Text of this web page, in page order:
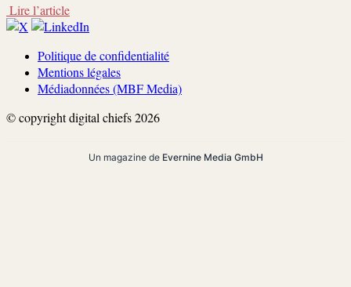
Lire l’article
Politique de confidentialité
Mentions légales
Médiadonnées (MBF Media)
© copyright digital chiefs 2026
Un magazine de Evernine Media GmbH